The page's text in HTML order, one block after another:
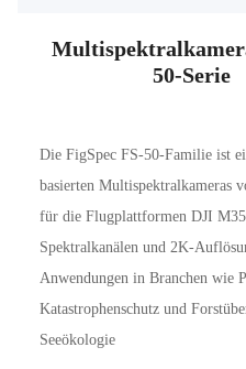
50-Serie
Die FigSpec FS-50-Familie ist
basierten Multispektralkameras
für die Flugplattformen DJI
Spektralkanälen und 2K-
Anwendungen in Branchen wie
Katastrophenschutz und
Seeökologie